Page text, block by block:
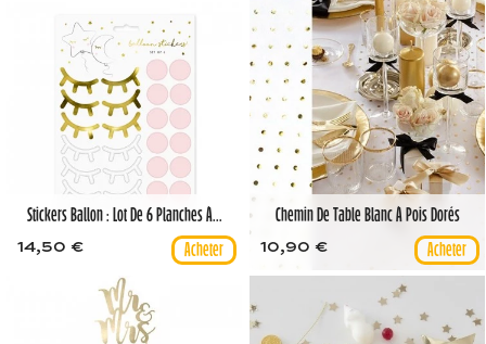
Stickers Ballon : Lot De 6 Planches À...
14,50 €
Chemin De Table Blanc À Pois Dorés
10,90 €